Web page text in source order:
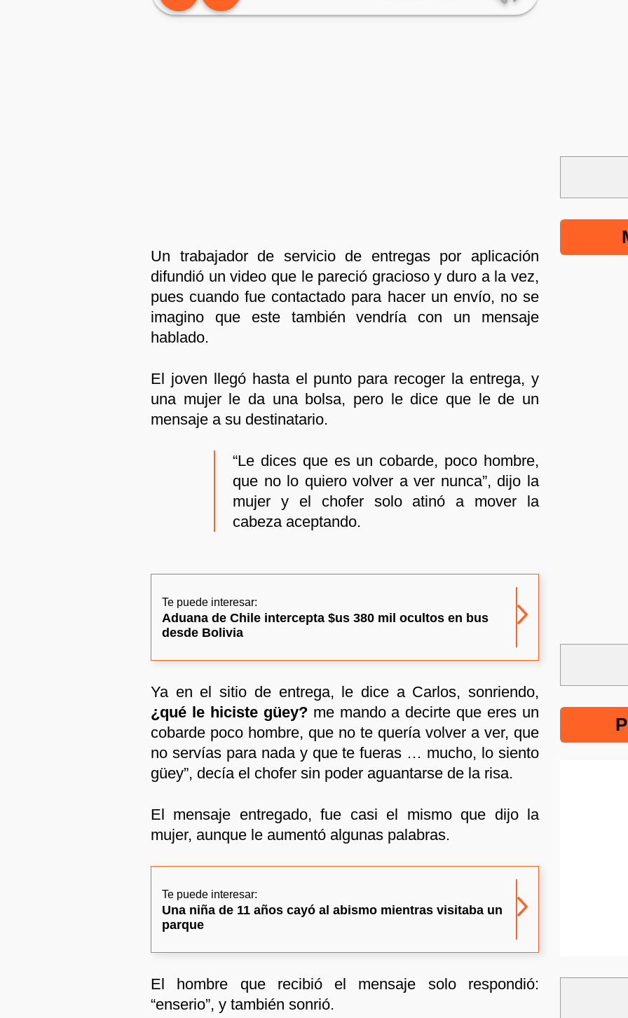
Un trabajador de servicio de entregas por aplicación
difundió un video que le pareció gracioso y duro a la vez,
pues cuando fue contactado para hacer un envío, no se
imagino que este también vendría con un mensaje
hablado.
El joven llegó hasta el punto para recoger la entrega, y
una mujer le da una bolsa, pero le dice que le de un
mensaje a su destinatario.
“Le dices que es un cobarde, poco hombre,
que no lo quiero volver a ver nunca”, dijo la
mujer y el chofer solo atinó a mover la
cabeza aceptando.
Te puede interesar:
Aduana de Chile intercepta $us 380 mil ocultos en bus
desde Bolivia
Ya en el sitio de entrega, le dice a Carlos, sonriendo,
¿qué le hiciste güey?me mando a decirte que eres un
cobarde poco hombre, que no te quería volver a ver, que
no servías para nada y que te fueras … mucho, lo siento
güey”, decía el chofer sin poder aguantarse de la risa.
El mensaje entregado, fue casi el mismo que dijo la
mujer, aunque le aumentó algunas palabras.
Te puede interesar:
Una niña de 11 años cayó al abismo mientras visitaba un
parque
El hombre que recibió el mensaje solo respondió:
“enserio”, y también sonrió.